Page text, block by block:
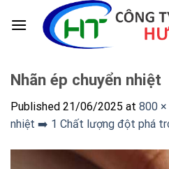
Nhãn ép chuyển nhiệt
Published 21/06/2025 at 800
nhiệt ➡️ 1 Chất lượng đột phá